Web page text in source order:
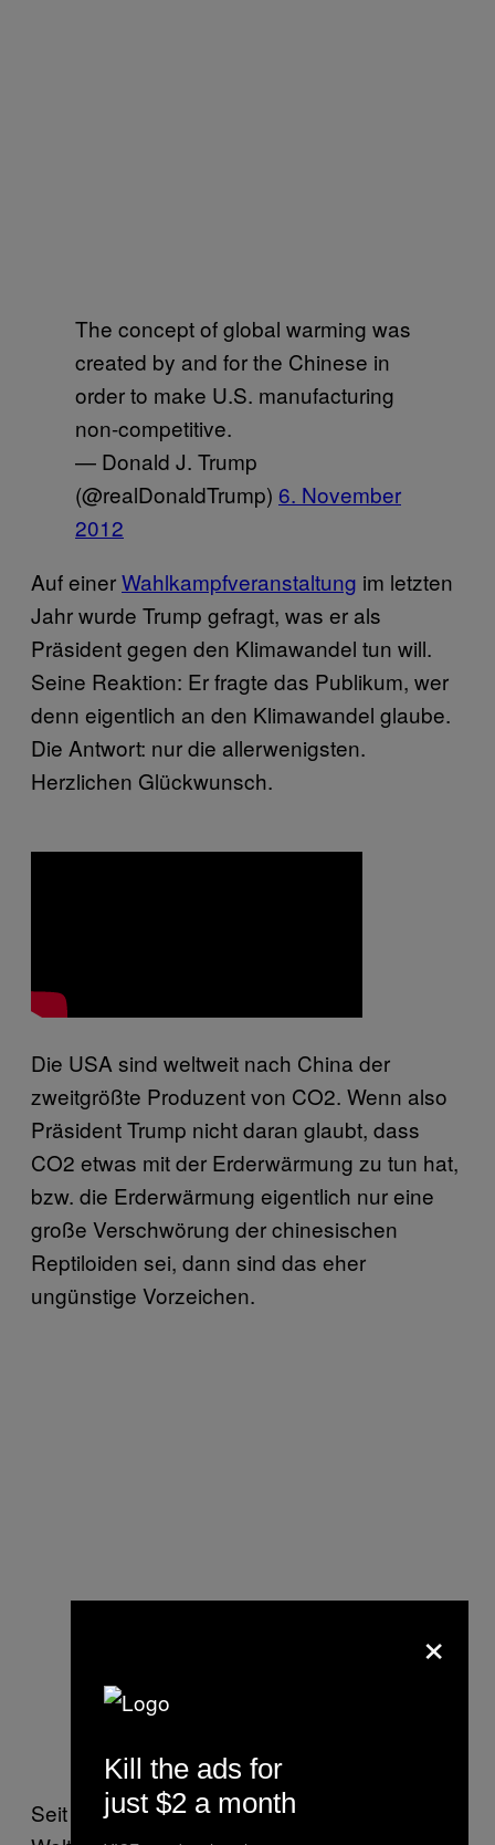
The concept of global warming was
created by and for the Chinese in
order to make U.S. manufacturing
non-competitive.
— Donald J. Trump
(@realDonaldTrump) 6. November
2012
Auf einerWahlkampfveranstaltung im letzten
Jahr wurde Trump gefragt, was er als
Präsident gegen den Klimawandel tun will.
Seine Reaktion: Er fragte das Publikum, wer
denn eigentlich an den Klimawandel glaube.
Die Antwort: nur die allerwenigsten.
Herzlichen Glückwunsch.
Die USA sind weltweit nach China der
zweitgrößte Produzent von CO2. Wenn also
Präsident Trump nicht daran glaubt, dass
CO2 etwas mit der Erderwärmung zu tun hat,
bzw. die Erderwärmung eigentlich nur eine
große Verschwörung der chinesischen
Reptiloiden sei, dann sind das eher
ungünstige Vorzeichen.
Seit Montag findet in Marokko die
×
Kill the ads for
just $2 a month